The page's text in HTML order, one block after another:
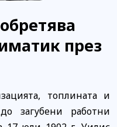
през
топлината и
загубени работни